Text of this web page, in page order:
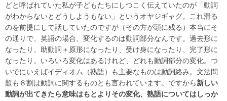
どと呼ばれていた私が子どもたちにしつこく伝えていたのが「動詞
がわからないとどうしようもない」というオヤジギャグ。これ滑る
のを前提にして話していたのですが（その方が頭に残る）本当にそ
の通りで、英語の場合、変化するのは動詞部分なんです。過去形に
なったり、助動詞＋原形になったり、受け身になったり、完了形に
なったり。いろいろ変化はあるけれど、どれも動詞部分の変化。つ
いでにいえばイディオム（熟語）も主要なものは動詞絡み。文法問
題も８割は動詞に関するものとも言われています。ですから新しい
動詞が出てきたら意味はもとよりその変化、熟語についてはしっか